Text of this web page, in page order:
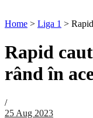
Home > Liga 1 >
Rapid
rând în
/
25 Aug 2023